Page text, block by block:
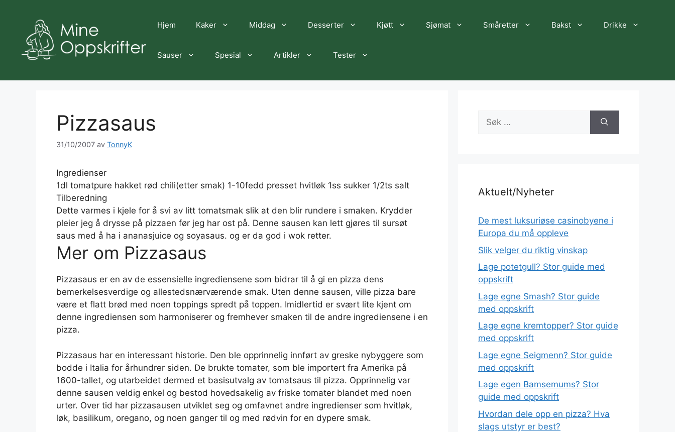
Hjem Kaker Middag Desserter Kjøtt Sjømat Småretter Bakst Drikke
Sauser Spesial Artikler Tester
Pizzasaus
31/10/2007 av TonnyK
Ingredienser
1dl tomatpure hakket rød chili(etter smak) 1-10fedd presset hvitløk 1ss sukker 1/2ts salt
Tilberedning
Dette varmes i kjele for å svi av litt tomatsmak slik at den blir rundere i smaken. Krydder
pleier jeg å drysse på pizzaen før jeg har ost på. Denne sausen kan lett gjøres til sursøt
saus med å ha i ananasjuice og soyasaus. og er da god i wok retter.
Mer om Pizzasaus
Pizzasaus er en av de essensielle ingrediensene som bidrar til å gi en pizza dens
bemerkelsesverdige og allestedsnærværende smak. Uten denne sausen, ville pizza bare
være et flatt brød med noen toppings spredt på toppen. Imidlertid er svært lite kjent om
denne ingrediensen som harmoniserer og fremhever smaken til de andre ingrediensene i en
pizza.
Pizzasaus har en interessant historie. Den ble opprinnelig innført av greske nybyggere som
bodde i Italia for århundrer siden. De brukte tomater, som ble importert fra Amerika på
1600-tallet, og utarbeidet dermed et basisutvalg av tomatsaus til pizza. Opprinnelig var
denne sausen veldig enkel og bestod hovedsakelig av friske tomater blandet med noen
urter. Over tid har pizzasausen utviklet seg og omfavnet andre ingredienser som hvitløk,
løk, basilikum, oregano, og noen ganger til og med rødvin for en dypere smak.
Søk
etter:
Aktuelt/Nyheter
De mest luksuriøse casinobyene i
Europa du må oppleve
Slik velger du riktig vinskap
Lage potetgull? Stor guide med
oppskrift
Lage egne Smash? Stor guide
med oppskrift
Lage egne kremtopper? Stor guide
med oppskrift
Lage egne Seigmenn? Stor guide
med oppskrift
Lage egen Bamsemums? Stor
guide med oppskrift
Hvordan dele opp en pizza? Hva
slags utstyr er best?